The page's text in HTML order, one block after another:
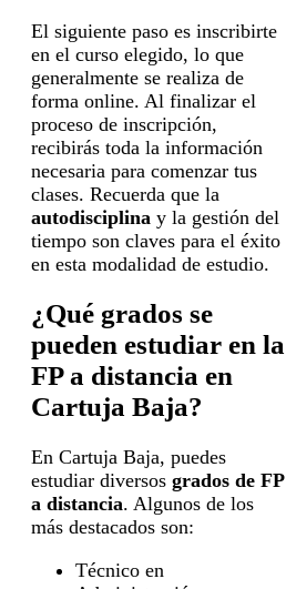
El siguiente paso es inscribirte
en el curso elegido, lo que
generalmente se realiza de
forma online. Al finalizar el
proceso de inscripción,
recibirás toda la información
necesaria para comenzar tus
clases. Recuerda que la
autodisciplina y la gestión del
tiempo son claves para el éxito
en esta modalidad de estudio.
¿Qué grados se
pueden estudiar en la
FP a distancia en
Cartuja Baja?
En Cartuja Baja, puedes
estudiar diversos grados de FP
a distancia. Algunos de los
más destacados son:
Técnico en